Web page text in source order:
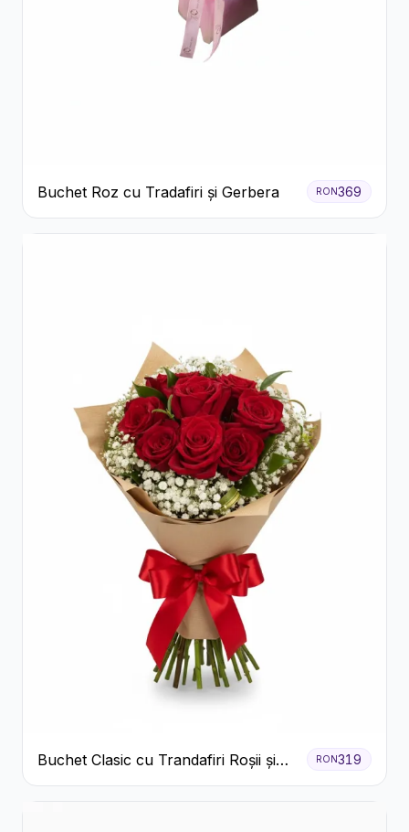
Buchet Roz cu Tradafiri și Gerbera RON369
Buchet Clasic cu Trandafiri Roșii și
Gypsophila
RON319